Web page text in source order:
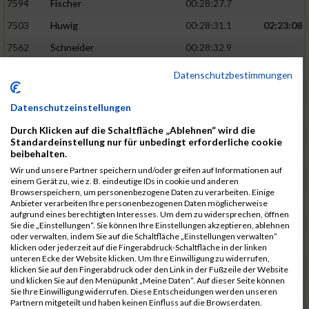
7594 Fischer
00:28:27.7
7503
Huwig 00:28:31.1
02:23:08
7562
Schneider
00:28:32.9
00:28:33.9
7463
7540
Altmeyer
7712
Welter 00:28:53.6
7670
Hensel
7507
Pingen
00:29:23.4
7730
Planta
00:29:23.6
7641
Heit
00:29:24.1
7682
Klein 00:29:34.6
02:28:48
7732
Samson
00:29:36.6
7544
Faltenbacher
00:29:46.5
Datenschutzbestimmungen
Datenschutzeinstellungen
Durch Klicken auf die Schaltfläche „Ablehnen“ wird die
Standardeinstellung nur für unbedingt erforderliche cookie
beibehalten.
Wir und unsere Partner speichern und/oder greifen auf Informationen auf
einem Gerät zu, wie z. B. eindeutige IDs in cookie und anderen
Browserspeichern, um personenbezogene Daten zu verarbeiten. Einige
Anbieter verarbeiten Ihre personenbezogenen Daten möglicherweise
aufgrund eines berechtigten Interesses. Um dem zu widersprechen, öffnen
Sie die „Einstellungen“. Sie können Ihre Einstellungen akzeptieren, ablehnen
oder verwalten, indem Sie auf die Schaltfläche „Einstellungen verwalten“
klicken oder jederzeit auf die Fingerabdruck-Schaltfläche in der linken
unteren Ecke der Website klicken. Um Ihre Einwilligung zu widerrufen,
klicken Sie auf den Fingerabdruck oder den Link in der Fußzeile der Website
und klicken Sie auf den Menüpunkt „Meine Daten“. Auf dieser Seite können
Sie Ihre Einwilligung widerrufen. Diese Entscheidungen werden unseren
Partnern mitgeteilt und haben keinen Einfluss auf die Browserdaten.